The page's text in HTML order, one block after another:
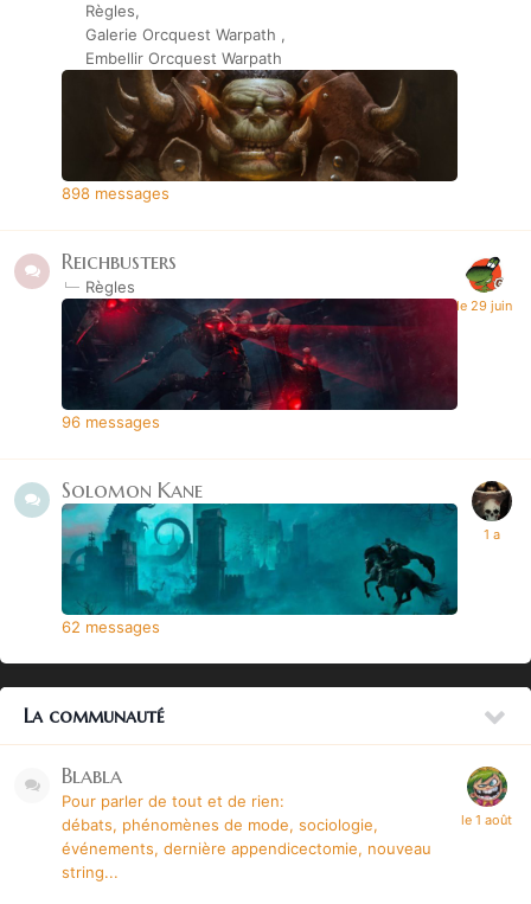
Règles
Galerie Orcquest Warpath
Embellir Orcquest Warpath
898 messages
Reichbusters
Règles
96 messages
Solomon Kane
62 messages
La communauté
Blabla
Pour parler de tout et de rien:
débats, phénomènes de mode, sociologie,
événements, dernière appendicectomie, nouveau
string...